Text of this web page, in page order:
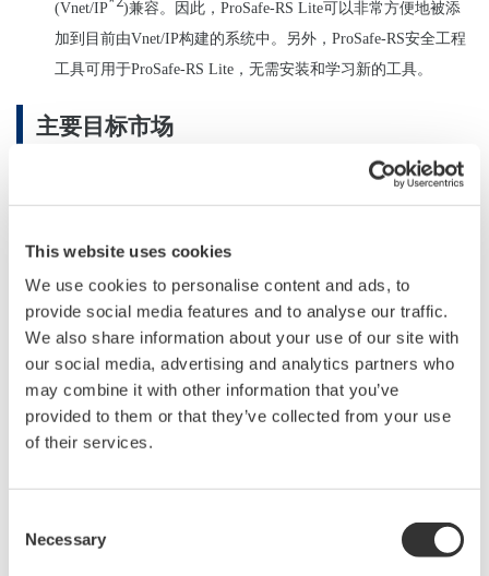
This website uses cookies
We use cookies to personalise content and ads, to
provide social media features and to analyse our traffic.
We also share information about your use of our site with
our social media, advertising and analytics partners who
may combine it with other information that you’ve
provided to them or that they’ve collected from your use
of their services.
Selection
Necessary
(Vnet/IP
)兼容。因此， ProSafe-RS Lite可以非常方便地被添
加到 目前由Vnet/IP构建的系统中。另外， ProSafe-RS安全工程
工具可用于ProSafe-RS Lite ，无需安装和学习 新的工具。
主要目标市场
、食品、钢铁、
给排水、冶金、水泥等。
应用
适用于消防和燃气系统 、 紧急停车系统和燃 烧器管理系统。
*1安全完整性等级(SIL)是由国际电工委员会(IEC) 建立的，它表示
安全功能提供的相对风险等级。SIL 1至4是由IEC 61508定义的
没有采取安全措施的工厂相比，在 SIL2环境下，风险系数降低到
间。在SIL4中，风险系数在1/10,000到1/100,000之间。
*2横河电机开 能力。 Vnet/